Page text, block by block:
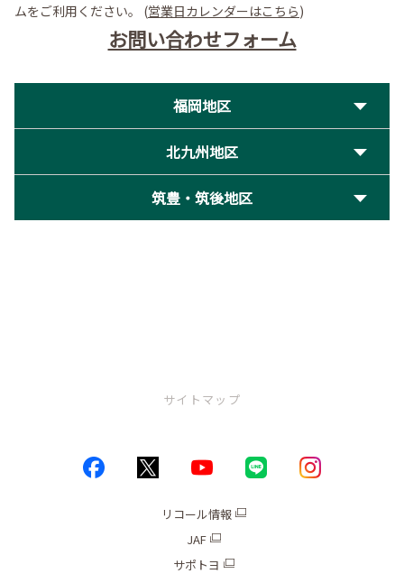
ムをご利用ください。 (営業日カレンダーはこちら)
お問い合わせフォーム
福岡地区
北九州地区
筑豊・筑後地区
サイトマップ
リコール情報
JAF
サポトヨ